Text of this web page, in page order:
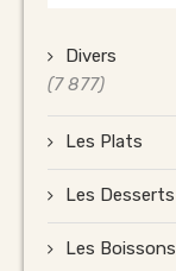
Divers
(7 877)
Les Plats
Les Desserts
Les Boissons